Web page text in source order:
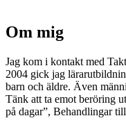
Om mig
Jag kom i kontakt med
2004 gick jag
barn och äldre. Även
Tänk att ta emot beröring
på dagar”, Behandlingar